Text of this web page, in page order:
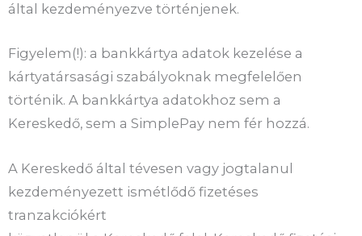
által kezdeményezve történjenek.
Figyelem(!): a bankkártya adatok kezelése a
kártyatársasági szabályoknak megfelelően
történik. A bankkártya adatokhoz sem a
Kereskedő, sem a SimplePay nem fér hozzá.
A Kereskedő által tévesen vagy jogtalanul
kezdeményezett ismétlődő fizetéses
tranzakciókért